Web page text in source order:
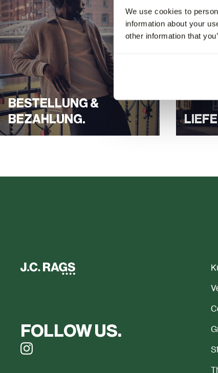
We use cookies to
information about your
other information that
BESTELLUNG &
BEZAHLUNG.
FOLLOW US.